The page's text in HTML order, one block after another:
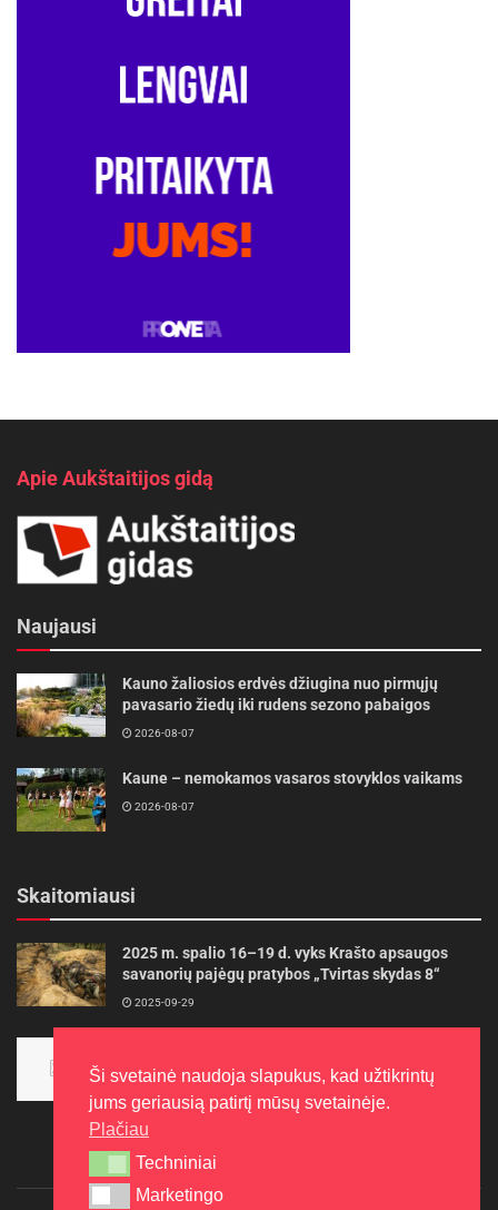
Apie Aukštaitijos gidą
Naujausi
Kauno žaliosios erdvės džiugina nuo pirmųjų
pavasario žiedų iki rudens sezono pabaigos
2026-08-07
Kaune – nemokamos vasaros stovyklos vaikams
2026-08-07
Skaitomiausi
2025 m. spalio 16–19 d. vyks Krašto apsaugos
savanorių pajėgų pratybos „Tvirtas skydas 8“
2025-09-29
aukso
2015-10-30
Ši svetainė naudoja slapukus, kad užtikrintų
jums geriausią patirtį mūsų svetainėje.
Plačiau
Techniniai
Techniniai
Marketingo
Marketingo